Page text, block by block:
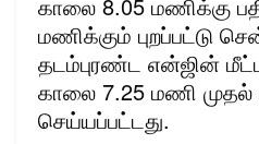
மணிக்கும் புறப்பட்டு
தடம்புரண்ட என்ஜின்
காலை 7.25 மணி முதல்
செய்யப்பட்டது.